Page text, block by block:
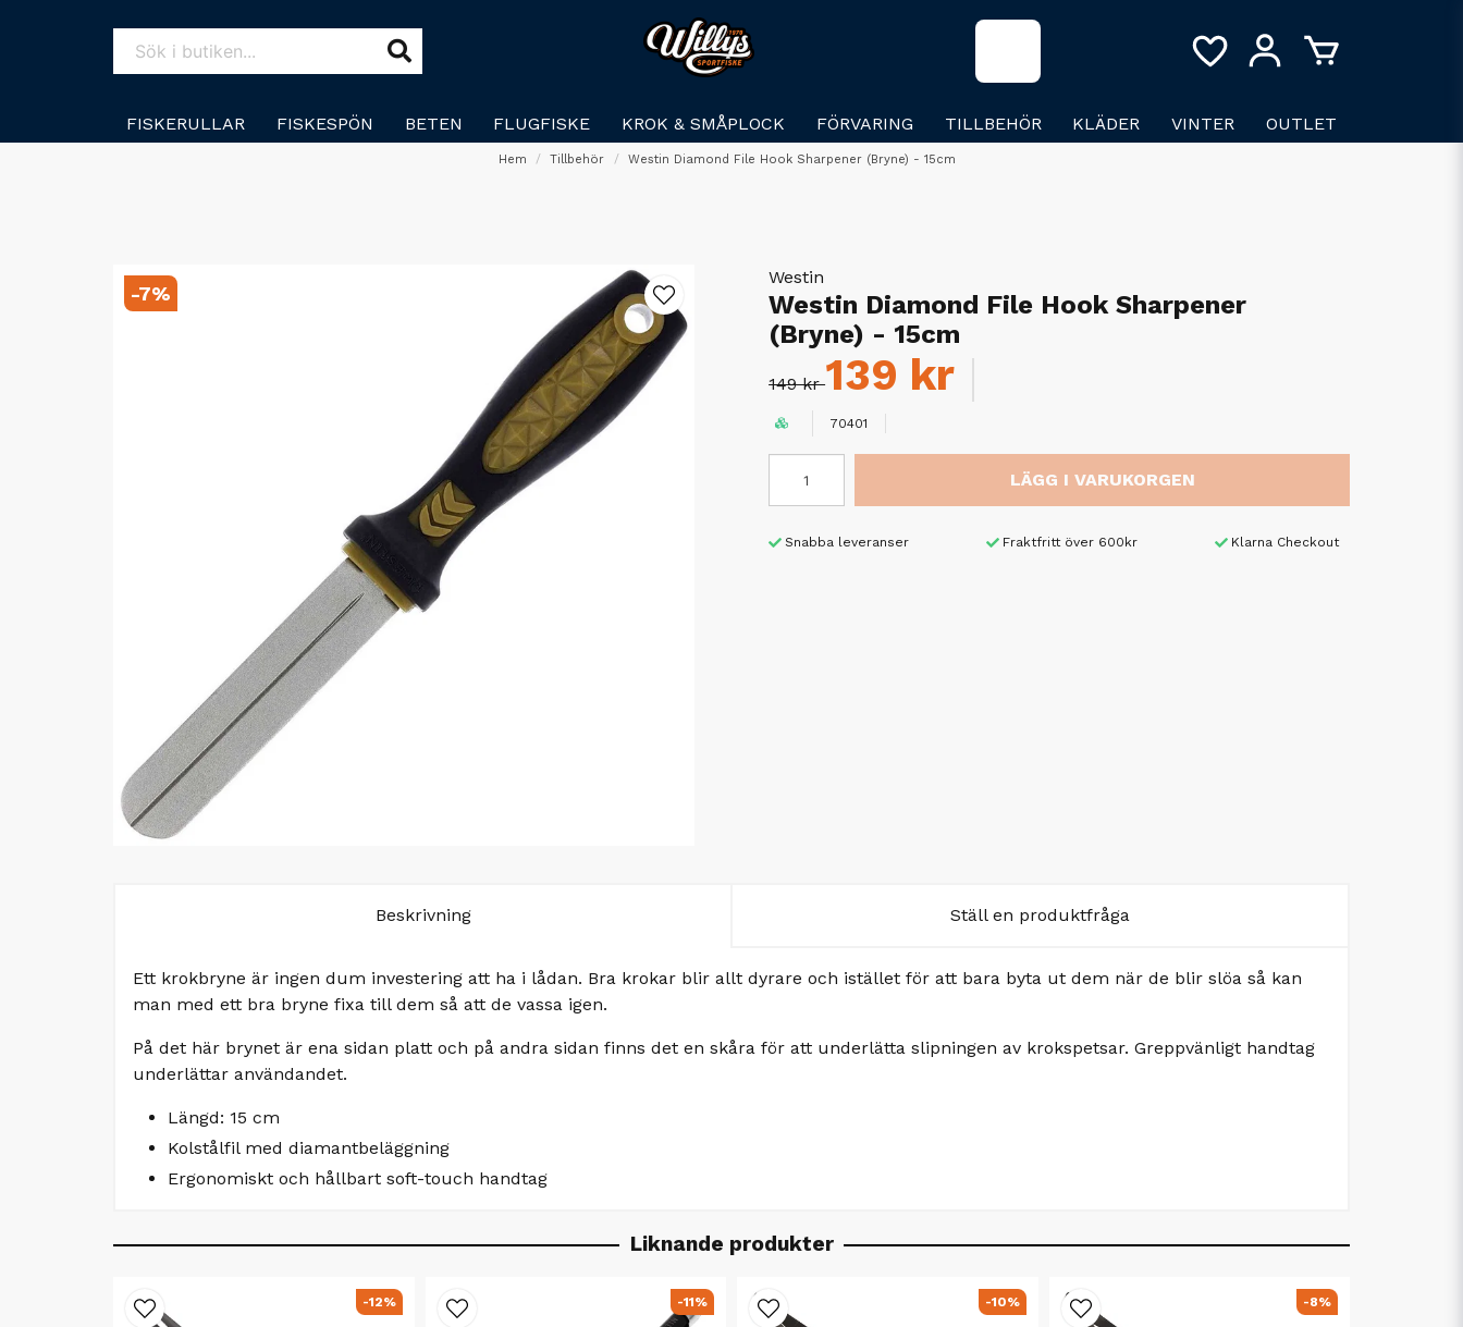
FISKERULLAR FISKESPÖN BETEN FLUGFISKE KROK & SMÅPLOCK FÖRVARING TILLBEHÖR KLÄDER VINTER OUTLET
Hem Tillbehör Westin Diamond File Hook Sharpener (Bryne) - 15cm
-7%
Westin
Westin Diamond File Hook Sharpener
(Bryne) - 15cm
149 kr139 kr
70401
LÄGG I VARUKORGEN
Snabba leveranser Fraktfritt över 600kr Klarna Checkout
Beskrivning Ställ en produktfråga
Ett krokbryne är ingen dum investering att ha i lådan. Bra krokar blir allt dyrare och istället för att bara byta ut dem när de blir slöa så kan
man med ett bra bryne fixa till dem så att de vassa igen.
På det här brynet är ena sidan platt och på andra sidan finns det en skåra för att underlätta slipningen av krokspetsar. Greppvänligt handtag
underlättar användandet.
Längd: 15 cm
Kolstålfil med diamantbeläggning
Ergonomiskt och hållbart soft-touch handtag
Liknande produkter
-12% -11% -10% -8%